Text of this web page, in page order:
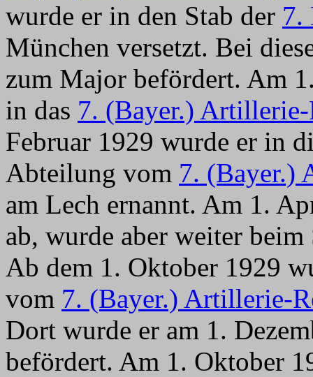
wurde er in den Stab der 7.
München versetzt. Bei
zum Major befördert. Am
in das 7. (Bayer.)
Februar 1929 wurde er in
Abteilung vom 7. (Bayer.)
am Lech ernannt. Am 1.
ab, wurde aber weiter
Ab dem 1. Oktober 1929
vom 7. (Bayer.) Artillerie-
Dort wurde er am 1.
befördert. Am 1. Oktober